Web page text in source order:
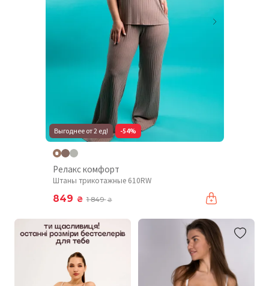
Выгоднее от 2 ед! -54%
Релакс комфорт
Штаны трикотажные 610RW
849 ₴ 1 849₴